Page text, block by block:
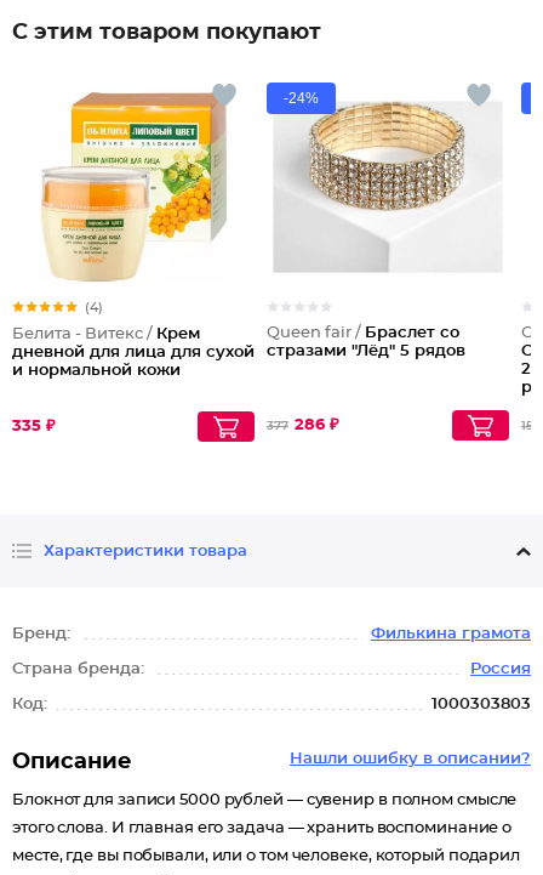
С этим товаром покупают
(4)
Белита - Витекс / Крем
дневной для лица для сухой
и нормальной кожи
335 ₽
-24%
Queen fair / Браслет со
стразами "Лёд" 5 рядов
377 286 ₽ 155
Характеристики товара
Бренд: Филькина грамота
Страна бренда: Россия
Код: 1000303803
Нашли ошибку в описании?
Описание
Блокнот для записи 5000 рублей — сувенир в полном смысле
этого слова. И главная его задача — хранить воспоминание о
месте, где вы побывали, или о том человеке, который подарил